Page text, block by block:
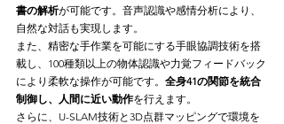
書の解析が可能です。音声認識や感情分析により、
自然な対話も実現します。
また、精密な手作業を可能にする手眼協調技術を搭
載し、100種類以上の物体認識や力覚フィードバック
により柔軟な操作が可能です。 全身41の関節を統合
制御し、人間に近い動作を行えます。
さらに、U-SLAM技術と3D点群マッピングで環境を